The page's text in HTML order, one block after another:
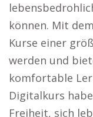
können. Mit
Kurse einer
werden und
komfortable
Digitalkurs
Freiheit, sich